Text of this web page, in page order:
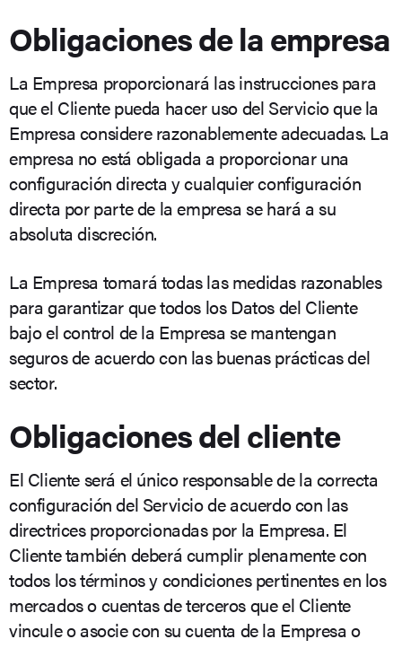
Obligaciones de la empresa
La Empresa proporcionará las instrucciones para
que el Cliente pueda hacer uso del Servicio que la
Empresa considere razonablemente adecuadas. La
empresa no está obligada a proporcionar una
configuración directa y cualquier configuración
directa por parte de la empresa se hará a su
absoluta discreción.
La Empresa tomará todas las medidas razonables
para garantizar que todos los Datos del Cliente
bajo el control de la Empresa se mantengan
seguros de acuerdo con las buenas prácticas del
sector.
Obligaciones del cliente
El Cliente será el único responsable de la correcta
configuración del Servicio de acuerdo con las
directrices proporcionadas por la Empresa. El
Cliente también deberá cumplir plenamente con
todos los términos y condiciones pertinentes en los
mercados o cuentas de terceros que el Cliente
vincule o asocie con su cuenta de la Empresa o